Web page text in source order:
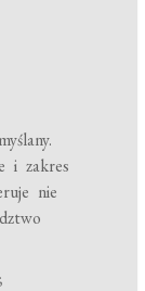
i zakres
nie